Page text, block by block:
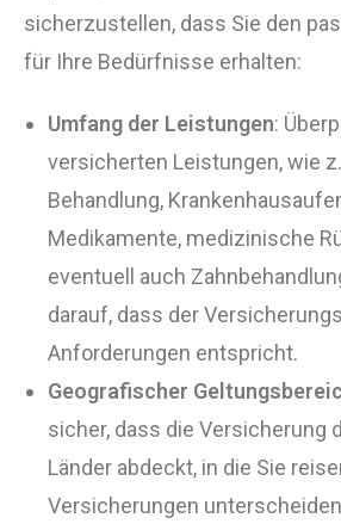
sicherzustellen, dass Sie den
für Ihre Bedürfnisse erhalten:
Umfang der Leistungen:
versicherten Leistungen, wie
Behandlung,
Medikamente, medizinische
eventuell auch
darauf, dass der
Anforderungen entspricht.
Geografischer
sicher, dass die Versicherung
Länder abdeckt, in die Sie
Versicherungen